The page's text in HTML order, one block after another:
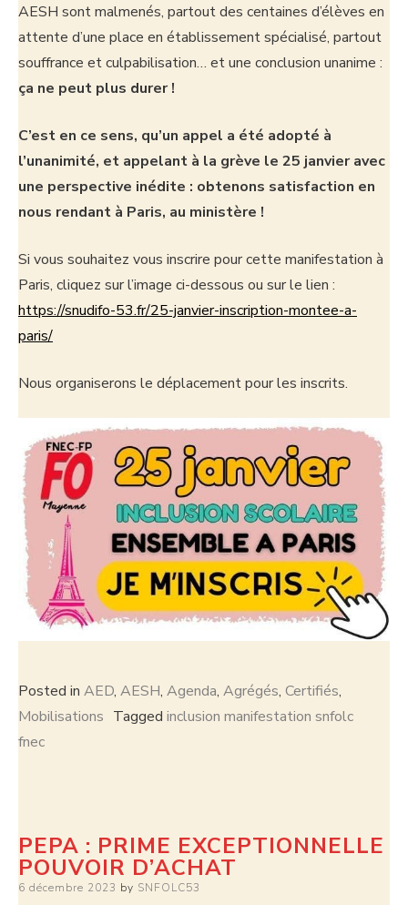
AESH sont malmenés, partout des centaines d’élèves en
attente d’une place en établissement spécialisé, partout
souffrance et culpabilisation… et une conclusion unanime :
ça ne peut plus durer !
C’est en ce sens, qu’un appel a été adopté à
l’unanimité, et appelant à la grève le 25 janvier avec
une perspective inédite : obtenons satisfaction en
nous rendant à Paris, au ministère !
Si vous souhaitez vous inscrire pour cette manifestation à
Paris, cliquez sur l’image ci-dessous ou sur le lien :
https://snudifo-53.fr/25-janvier-inscription-montee-a-
paris/
Nous organiserons le déplacement pour les inscrits.
Posted in AED, AESH, Agenda, Agrégés, Certifiés,
Mobilisations Tagged inclusion manifestation snfolc
fnec
PEPA : PRIME EXCEPTIONNELLE
POUVOIR D’ACHAT
6 décembre 2023 by SNFOLC53